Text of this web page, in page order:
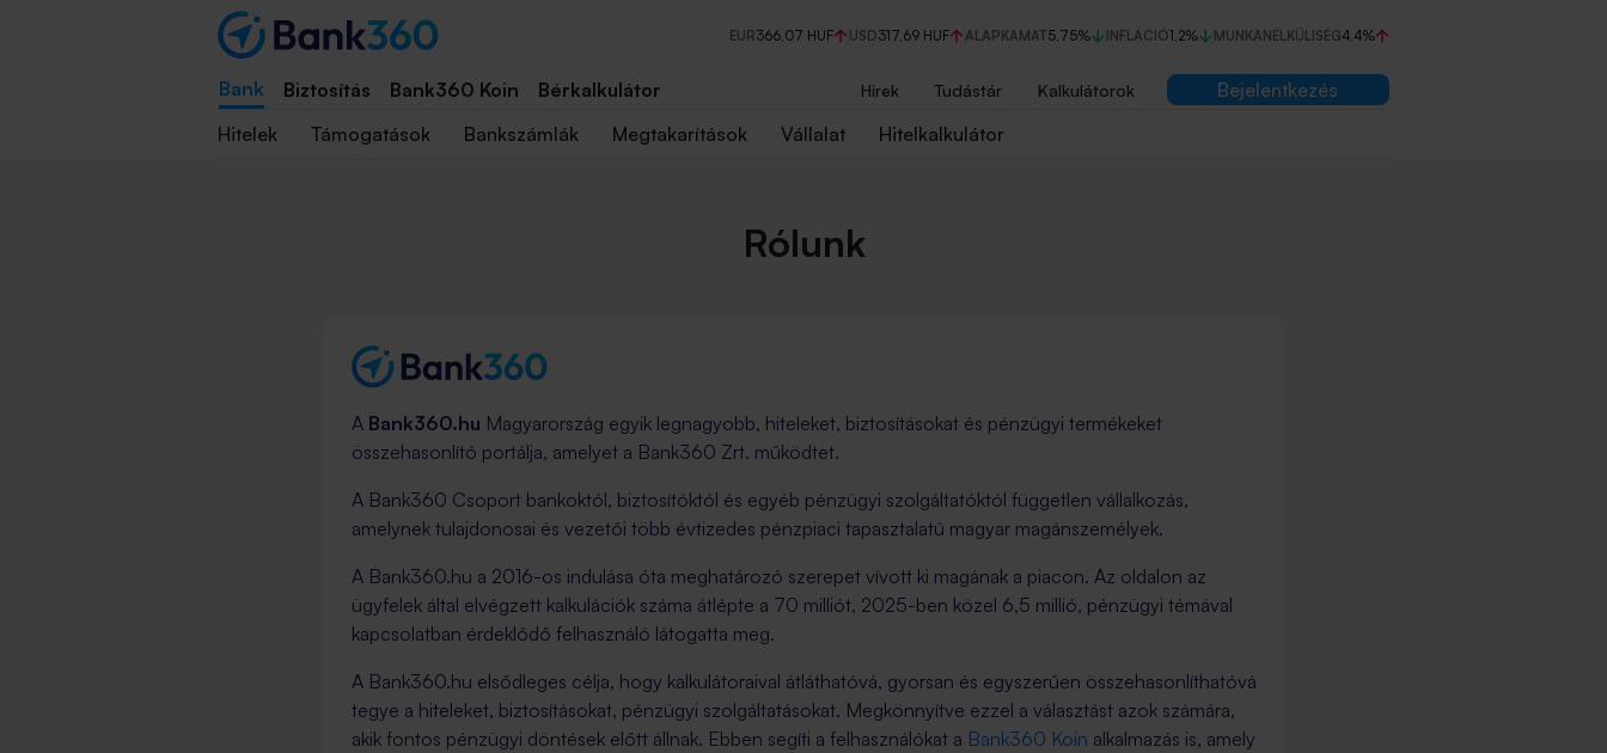
EUR366,07 HUF USD317,69 HUF ALAPKAMAT5,75% INFLÁCIÓ1,2% MUNKANÉLKÜLISÉG4,4%
Bank Biztosítás Bank360 Koin Bérkalkulátor Hírek Tudástár Kalkulátorok
Bejelentkezés
Hitelek
Támogatások Bankszámlák Megtakarítások Vállalat Hitelkalkulátor
Rólunk
A Bank360.hu Magyarország egyik legnagyobb, hiteleket, biztosításokat és pénzügyi termékeket
összehasonlító portálja, amelyet a Bank360 Zrt. működtet.
A Bank360 Csoport bankoktól, biztosítóktól és egyéb pénzügyi szolgáltatóktól független vállalkozás,
amelynek tulajdonosai és vezetői több évtizedes pénzpiaci tapasztalatú magyar magánszemélyek.
A Bank360.hu a 2016-os indulása óta meghatározó szerepet vívott ki magának a piacon. Az oldalon az
ügyfelek által elvégzett kalkulációk száma átlépte a 70 milliót, 2025-ben közel 6,5 millió, pénzügyi témával
kapcsolatban érdeklődő felhasználó látogatta meg.
A Bank360.hu elsődleges célja, hogy kalkulátoraival átláthatóvá, gyorsan és egyszerűen összehasonlíthatóvá
tegye a hiteleket, biztosításokat, pénzügyi szolgáltatásokat. Megkönnyítve ezzel a választást azok számára,
akik fontos pénzügyi döntések előtt állnak. Ebben segíti a felhasználókat a Bank360 Koin alkalmazás is, amely